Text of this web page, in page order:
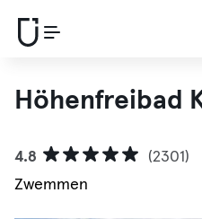
Höhenfreibad
4.8
(2301)
Zwemmen